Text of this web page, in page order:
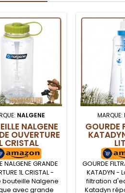
NALGENE
NALGENE
OUVERTURE
CRISTAL
NALGENE GRANDE
1L CRISTAL -
bouteille Nalgene
avec grande
MARQUE:
GOURDE
GOURDE
KATADYN -
filtration
Katadyn